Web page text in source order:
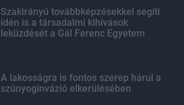
Szakirányú továbbképzésekkel segíti
idén is a társadalmi kihívások
leküzdését a Gál Ferenc Egyetem
A lakosságra is fontos szerep hárul a
szúnyoginvázió elkerülésében